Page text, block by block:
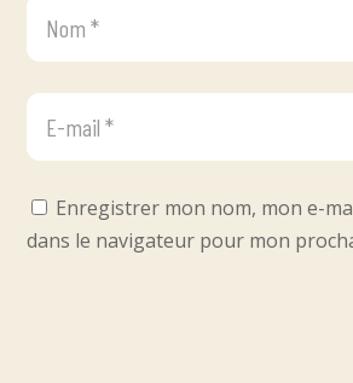
Enregistrer mon nom, mon e-
dans le navigateur pour mon